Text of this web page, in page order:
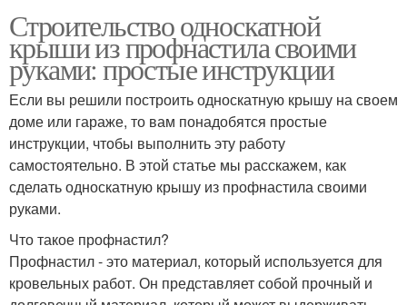
Строительство односкатной
крыши из профнастила своими
руками: простые инструкции
Если вы решили построить односкатную крышу на своем
доме или гараже, то вам понадобятся простые
инструкции, чтобы выполнить эту работу
самостоятельно. В этой статье мы расскажем, как
сделать односкатную крышу из профнастила своими
руками.
Что такое профнастил?
Профнастил - это материал, который используется для
кровельных работ. Он представляет собой прочный и